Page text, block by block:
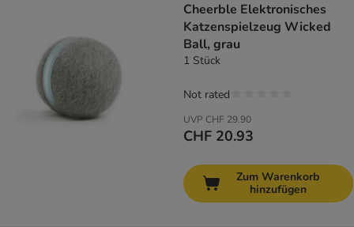
Cheerble Elektronisches
Katzenspielzeug Wicked
Ball, grau
1 Stück
UVP CHF 29.90
CHF 20.93
Not rated
Zum Warenkorb
hinzufügen